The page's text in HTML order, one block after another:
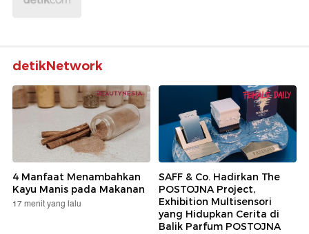
detikNetwork
4 Manfaat Menambahkan
Kayu Manis pada Makanan
17 menit yang lalu
SAFF & Co. Hadirkan The
POSTOJNA Project,
Exhibition Multisensori
yang Hidupkan Cerita di
Balik Parfum POSTOJNA